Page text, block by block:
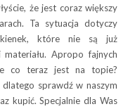
że jest coraz większy
Ta sytuacja dotyczy
które nie są już
Apropo fajnych
co teraz jest na topie?
sprawdź w naszym
kupić. Specjalnie dla Was